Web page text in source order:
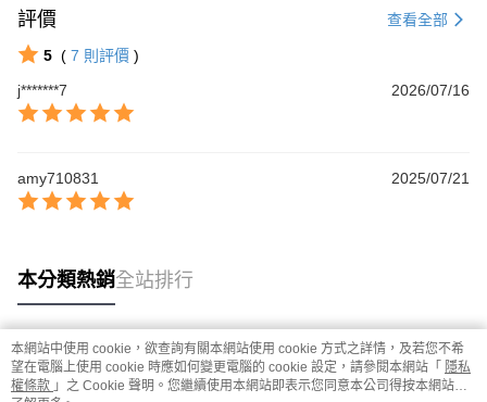
評價 查看全部
5 ( 7 則評價 )
j*******7
2026/07/16
amy710831 2025/07/21
本分類熱銷全站排行
熱門標籤
本網站中使用 cookie，欲查詢有關本網站使用 cookie 方式之詳情，及若您不希
望在電腦上使用 cookie 時應如何變更電腦的 cookie 設定，請參閱本網站「 隱私
權條款 」之 Cookie 聲明。您繼續使用本網站即表示您同意本公司得按本網站使